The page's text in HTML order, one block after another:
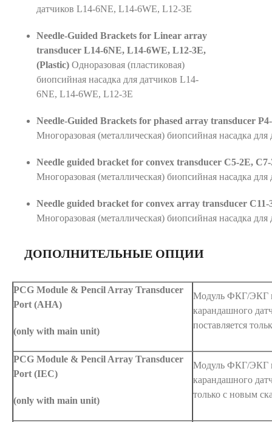
датчиков L14-6NE, L14-6WE, L12-3E
Needle-Guided Brackets for Linear array
transducer L14-6NE, L14-6WE, L12-3E,
(Plastic) Одноразовая (пластиковая)
биопсийная насадка для датчиков L14-
6NE, L14-6WE, L12-3E
Needle-Guided Brackets for phased array transducer P4-
Многоразовая (металлическая) биопсийная насадка для
Needle guided bracket for convex transducer C5-2E, C7-
Многоразовая (металлическая) биопсийная насадка
Needle guided bracket for convex array transducer C11-
Многоразовая (металлическая) биопсийная насадка для
ДОПОЛНИТЕЛЬНЫЕ ОПЦИИ
PCG Module & Pencil Array Transducer
Port (AHA)
(only with main unit)
Модуль ФКГ/ЭКГ
карандашного
поставляется
PCG Module & Pencil Array Transducer
Port (IEC)
(only with main unit)
Модуль ФКГ/ЭКГ
карандашного
только с новым